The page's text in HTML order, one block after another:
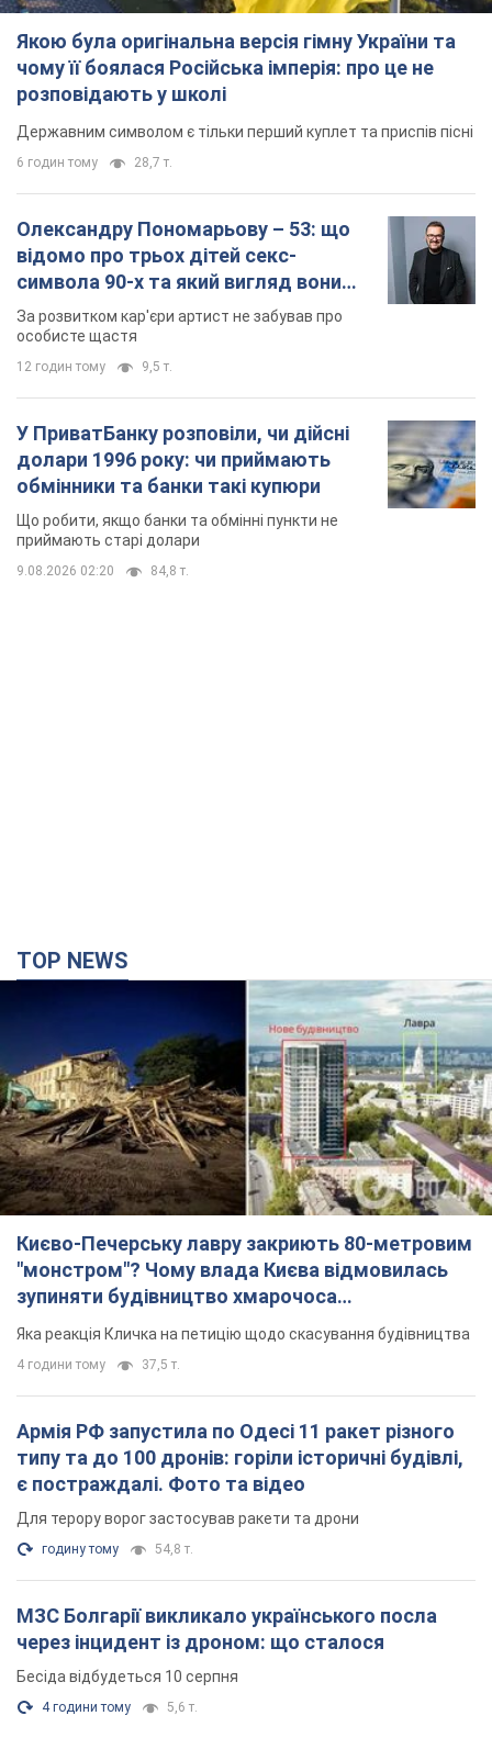
Якою була оригінальна версія гімну України та
чому її боялася Російська імперія: про це не
розповідають у школі
Державним символом є тільки перший куплет та приспів пісні
6 годин тому 28,7 т.
Олександру Пономарьову – 53: що
відомо про трьох дітей секс-
символа 90-х та який вигляд вони
мають
За розвитком кар'єри артист не забував про
особисте щастя
12 годин тому 9,5 т.
У ПриватБанку розповіли, чи дійсні
долари 1996 року: чи приймають
обмінники та банки такі купюри
Що робити, якщо банки та обмінні пункти не
приймають старі долари
9.08.2026 02:20 84,8 т.
TOP NEWS
Києво-Печерську лавру закриють 80-метровим
"монстром"? Чому влада Києва відмовилась
зупиняти будівництво хмарочоса
"московського вірянина"
Яка реакція Кличка на петицію щодо скасування будівництва
4 години тому 37,5 т.
Армія РФ запустила по Одесі 11 ракет різного
типу та до 100 дронів: горіли історичні будівлі,
є постраждалі. Фото та відео
Для терору ворог застосував ракети та дрони
годину тому 54,8 т.
МЗС Болгарії викликало українського посла
через інцидент із дроном: що сталося
Бесіда відбудеться 10 серпня
4 години тому 5,6 т.